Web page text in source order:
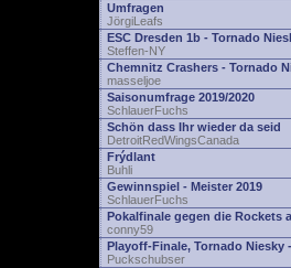
Umfragen
JörgiLeafs
ESC Dresden 1b - Tornado
Steffen-NY
Chemnitz Crashers - Tornado
masseljoe
Saisonumfrage 2019/2020
SchlauerFuchs
Schön dass Ihr wieder da seid
DetroitRedWingsCanada
Frýdlant
Buhli
Gewinnspiel - Meister 2019
SchlauerFuchs
Pokalfinale gegen die Rockets
conny59
Playoff-Finale, Tornado Niesky
Puckschubser